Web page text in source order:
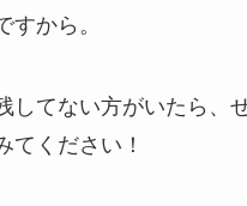
すから。
してない方がいたら、
てください！